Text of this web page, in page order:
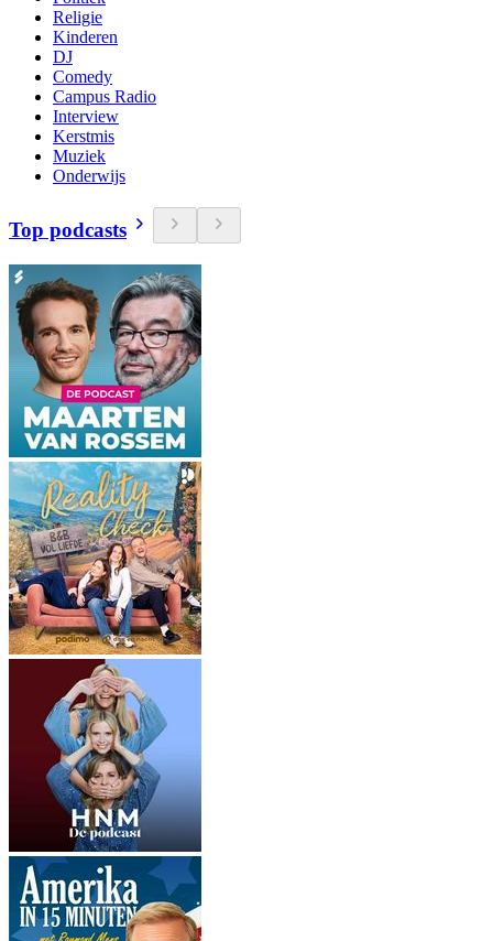
Religie
Kinderen
DJ
Comedy
Campus Radio
Interview
Kerstmis
Muziek
Onderwijs
Top podcasts